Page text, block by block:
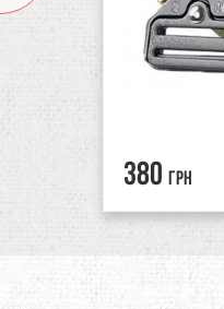
380 грн